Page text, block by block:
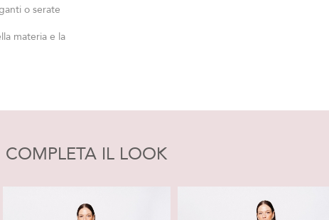
o serate
materia e la
COMPLETA IL LOOK